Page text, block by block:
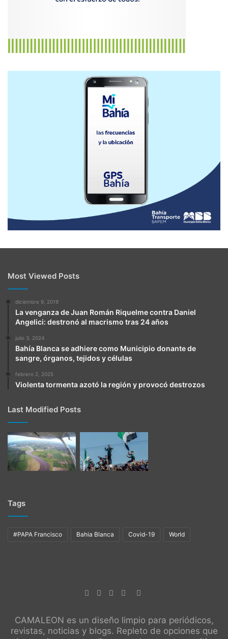
Most Viewed Posts
diciembre 9, 2019
La venganza de Juan Román Riquelme contra Daniel
Angelici: destronó al macrismo tras 24 años
julio 3, 2024
Bahía Blanca se adhiere como Municipio donante de
sangre, órganos, tejidos y células
febrero 2, 2025
Violenta tormenta azotó la región y provocó destrozos
Last Modified Posts
Tags
#PAPA Francisco Bahia Blanca Covid-19 World
CAMALEON es un diseño limpio para periódicos,
revistas, noticias y blogs. Repleto de opciones que